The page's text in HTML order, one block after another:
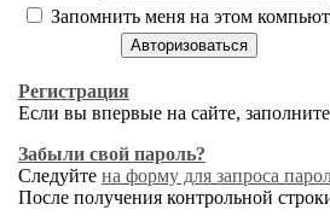
Запомнить меня на этом
Регистрация
Если вы впервые на сайте,
Забыли свой пароль?
Следуйте на форму для запроса
После получения контрольной